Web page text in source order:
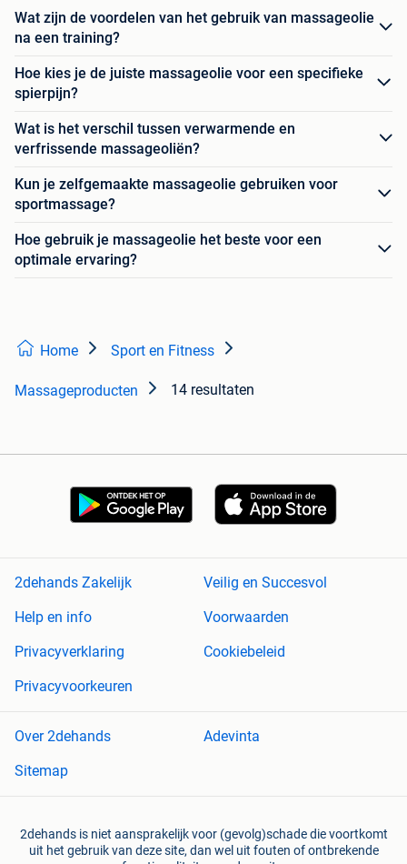
Wat zijn de voordelen van het gebruik van massageolie
na een training?
Hoe kies je de juiste massageolie voor een specifieke
spierpijn?
Wat is het verschil tussen verwarmende en
verfrissende massageoliën?
Kun je zelfgemaakte massageolie gebruiken voor
sportmassage?
Hoe gebruik je massageolie het beste voor een
optimale ervaring?
Home Sport en Fitness
Massageproducten 14 resultaten
2dehands Zakelijk
Veilig en Succesvol
Help en info
Voorwaarden
Privacyverklaring
Cookiebeleid
Privacyvoorkeuren
Over 2dehands
Adevinta
Sitemap
2dehands is niet aansprakelijk voor (gevolg)schade die voortkomt
uit het gebruik van deze site, dan wel uit fouten of ontbrekende